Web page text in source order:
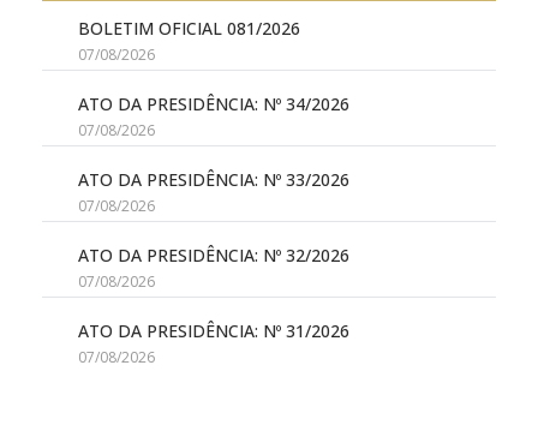
BOLETIM OFICIAL 081/2026
07/08/2026
ATO DA PRESIDÊNCIA: Nº 34/2026
07/08/2026
ATO DA PRESIDÊNCIA: Nº 33/2026
07/08/2026
ATO DA PRESIDÊNCIA: Nº 32/2026
07/08/2026
ATO DA PRESIDÊNCIA: Nº 31/2026
07/08/2026